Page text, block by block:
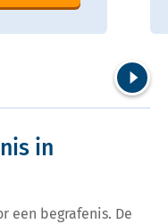
in
een begrafenis. De